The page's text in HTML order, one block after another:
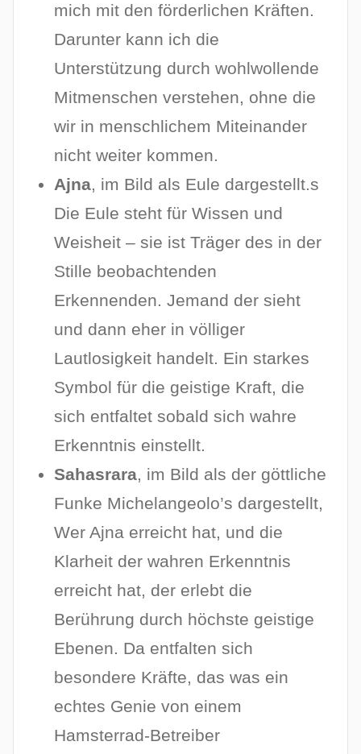
mich mit den förderlichen Kräften.
Darunter kann ich die
Unterstützung durch wohlwollende
Mitmenschen verstehen, ohne die
wir in menschlichem Miteinander
nicht weiter kommen.
Ajna, im Bild als Eule dargestellt.s
Die Eule steht für Wissen und
Weisheit – sie ist Träger des in der
Stille beobachtenden
Erkennenden. Jemand der sieht
und dann eher in völliger
Lautlosigkeit handelt. Ein starkes
Symbol für die geistige Kraft, die
sich entfaltet sobald sich wahre
Erkenntnis einstellt.
Sahasrara, im Bild als der göttliche
Funke Michelangeolo’s dargestellt,
Wer Ajna erreicht hat, und die
Klarheit der wahren Erkenntnis
erreicht hat, der erlebt die
Berührung durch höchste geistige
Ebenen. Da entfalten sich
besondere Kräfte, das was ein
echtes Genie von einem
Hamsterrad-Betreiber